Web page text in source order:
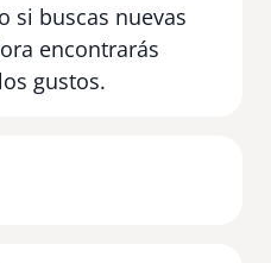
si buscas nuevas
encontrarás
gustos.